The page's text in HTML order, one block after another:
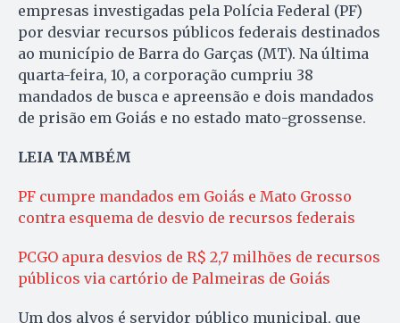
empresas investigadas pela Polícia Federal (PF)
por desviar recursos públicos federais destinados
ao município de Barra do Garças (MT). Na última
quarta-feira, 10, a corporação cumpriu 38
mandados de busca e apreensão e dois mandados
de prisão em Goiás e no estado mato-grossense.
LEIA TAMBÉM
PF cumpre mandados em Goiás e Mato Grosso
contra esquema de desvio de recursos federais
PCGO apura desvios de R$ 2,7 milhões de recursos
públicos via cartório de Palmeiras de Goiás
Um dos alvos é servidor público municipal, que